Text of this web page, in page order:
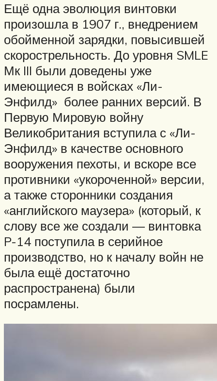
Ещё одна эволюция винтовки
произошла в 1907 г., внедрением
обойменной зарядки, повысившей
скорострельность. До уровня SMLE
Мк III были доведены уже
имеющиеся в войсках «Ли-
Энфилд» более ранних версий. В
Первую Мировую войну
Великобритания вступила с «Ли-
Энфилд» в качестве основного
вооружения пехоты, и вскоре все
противники «укороченной» версии,
а также сторонники создания
«английского маузера» (который, к
слову все же создали — винтовка
P-14 поступила в серийное
производство, но к началу войн не
была ещё достаточно
распространена) были
посрамлены.